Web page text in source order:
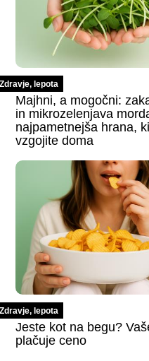
Zdravje, lepota
Majhni, a mogočni:
in mikrozelenjava
najpametnejša hrana,
vzgojite doma
Zdravje, lepota
Jeste kot na begu?
plačuje ceno